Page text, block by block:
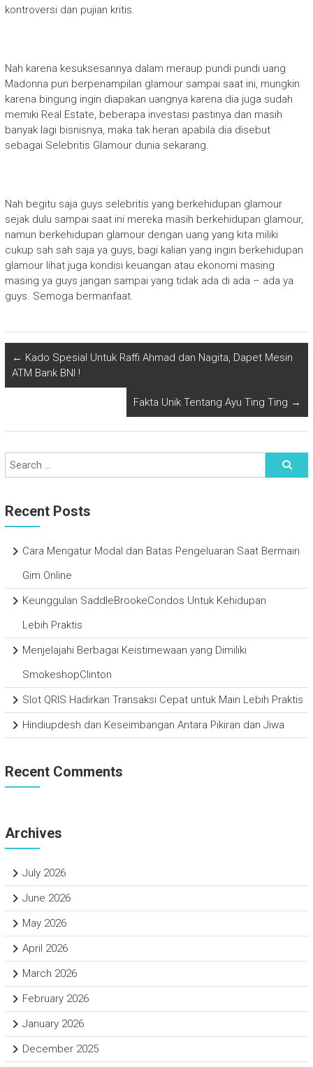
kontroversi dan pujian kritis.
Nah karena kesuksesannya dalam meraup pundi pundi uang
Madonna pun berpenampilan glamour sampai saat ini, mungkin
karena bingung ingin diapakan uangnya karena dia juga sudah
memiki Real Estate, beberapa investasi pastinya dan masih
banyak lagi bisnisnya, maka tak heran apabila dia disebut
sebagai Selebritis Glamour dunia sekarang.
Nah begitu saja guys selebritis yang berkehidupan glamour
sejak dulu sampai saat ini mereka masih berkehidupan glamour,
namun berkehidupan glamour dengan uang yang kita miliki
cukup sah sah saja ya guys, bagi kalian yang ingin berkehidupan
glamour lihat juga kondisi keuangan atau ekonomi masing
masing ya guys jangan sampai yang tidak ada di ada – ada ya
guys. Semoga bermanfaat.
← Kado Spesial Untuk Raffi Ahmad dan Nagita, Dapet Mesin
ATM Bank BNI !
Fakta Unik Tentang Ayu Ting Ting →
Recent Posts
Cara Mengatur Modal dan Batas Pengeluaran Saat Bermain
Gim Online
Keunggulan SaddleBrookeCondos Untuk Kehidupan
Lebih Praktis
Menjelajahi Berbagai Keistimewaan yang Dimiliki
SmokeshopClinton
Slot QRIS Hadirkan Transaksi Cepat untuk Main Lebih Praktis
Hindiupdesh dan Keseimbangan Antara Pikiran dan Jiwa
Recent Comments
Archives
July 2026
June 2026
May 2026
April 2026
March 2026
February 2026
January 2026
December 2025